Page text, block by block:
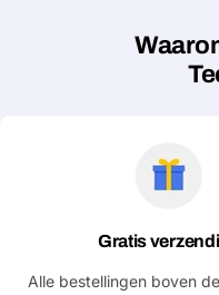
Deel dit product
Gratis
Alle bestellingen boven